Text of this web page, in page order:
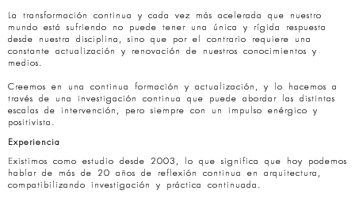
La transformación continua y cada vez más acelerada que nuestro
mundo está sufriendo no puede tener una única y rígida respuesta
desde nuestra disciplina, sino que por el contrario requiere una
constante actualización y renovación de nuestros conocimientos y
medios.
Creemos en una continua formación y actualización, y lo hacemos a
través de una investigación continua que puede abordar las distintas
escalas de intervención, pero siempre con un impulso enérgico y
positivista.
Experiencia
Existimos como estudio desde 2003, lo que significa que hoy podemos
hablar de más de 20 años de reflexión continua en arquitectura,
compatibilizando investigación y práctica continuada.